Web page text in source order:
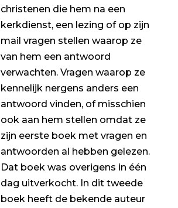
christenen die hem na een
kerkdienst, een lezing of op zijn
mail vragen stellen waarop ze
van hem een antwoord
verwachten. Vragen waarop ze
kennelijk nergens anders een
antwoord vinden, of misschien
ook aan hem stellen omdat ze
zijn eerste boek met vragen en
antwoorden al hebben gelezen.
Dat boek was overigens in één
dag uitverkocht. In dit tweede
boek heeft de bekende auteur